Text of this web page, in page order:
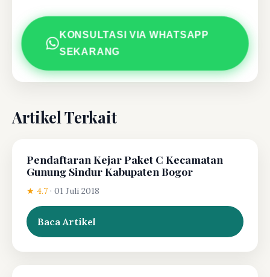
KONSULTASI VIA WHATSAPP
SEKARANG
Artikel Terkait
Pendaftaran Kejar Paket C Kecamatan
Gunung Sindur Kabupaten Bogor
★ 4.7 · 01 Juli 2018
Baca Artikel